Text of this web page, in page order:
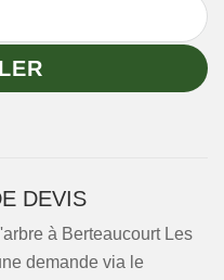
DEVIS
à Berteaucourt Les
demande via le